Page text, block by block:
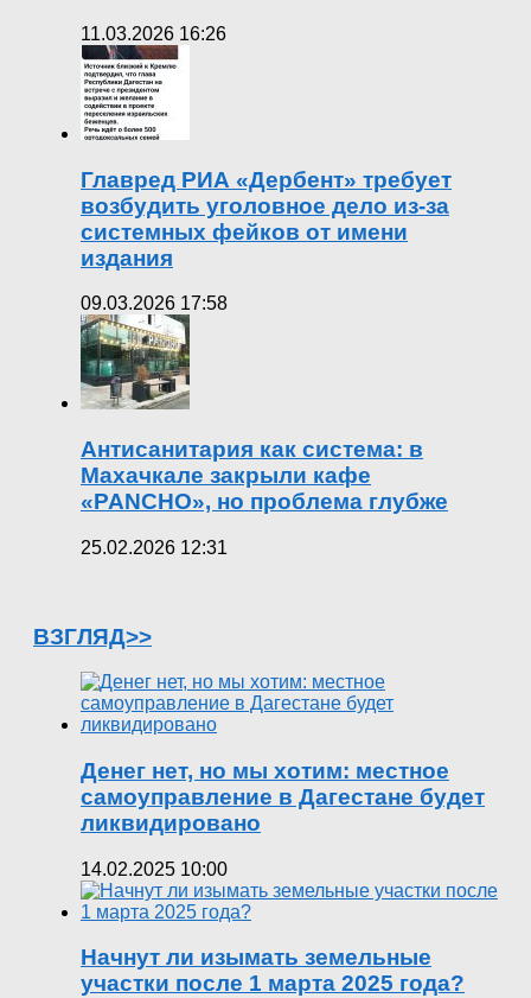
11.03.2026 16:26
Главред РИА «Дербент» требует
возбудить уголовное дело из-за
системных фейков от имени
издания
09.03.2026 17:58
Антисанитария как система: в
Махачкале закрыли кафе
«PANCHO», но проблема глубже
25.02.2026 12:31
ВЗГЛЯД>>
Денег нет, но мы хотим: местное
самоуправление в Дагестане будет
ликвидировано
14.02.2025 10:00
Начнут ли изымать земельные
участки после 1 марта 2025 года?